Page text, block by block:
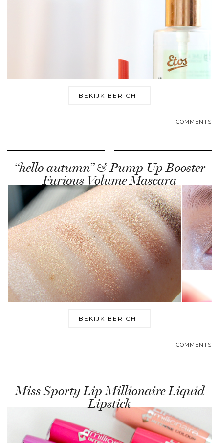
BEKIJK BERICHT
COMMENTS
“hello autumn” & Pump Up Booster
Furious Volume Mascara
BEKIJK BERICHT
COMMENTS
Miss Sporty Lip Millionaire Liquid
Lipstick